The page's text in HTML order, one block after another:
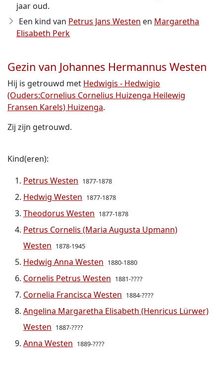
jaar oud.
Een kind van Petrus Jans Westen en Margaretha
Elisabeth Perk
Gezin van Johannes Hermannus Westen
Hij is getrouwd met Hedwigis - Hedwigio
(Ouders:Cornelius Cornelius Huizenga Heilewig
Fransen Karels) Huizenga.
Zij zijn getrouwd.
Kind(eren):
Petrus Westen 1877-1878
Hedwig Westen 1877-1878
Theodorus Westen 1877-1878
Petrus Cornelis (Maria Augusta Upmann)
Westen 1878-1945
Hedwig Anna Westen 1880-1880
Cornelis Petrus Westen 1881-????
Cornelia Francisca Westen 1884-????
Angelina Margaretha Elisabeth (Henricus Lürwer)
Westen 1887-????
Anna Westen 1889-????